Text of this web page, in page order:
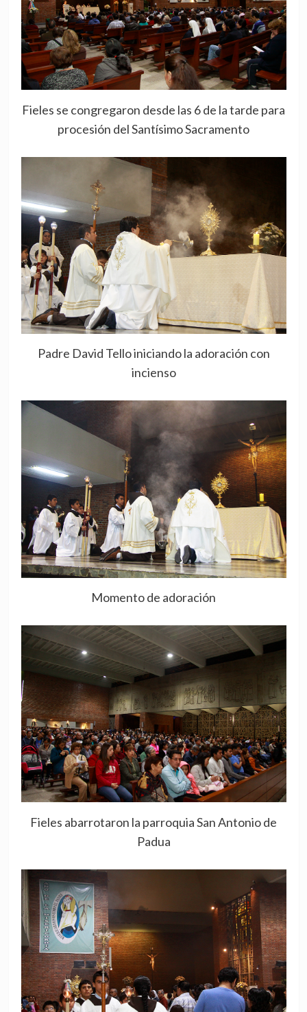
Fieles se congregaron desde las 6 de la tarde para
procesión del Santísimo Sacramento
Padre David Tello iniciando la adoración con
incienso
Momento de adoración
Fieles abarrotaron la parroquia San Antonio de
Padua